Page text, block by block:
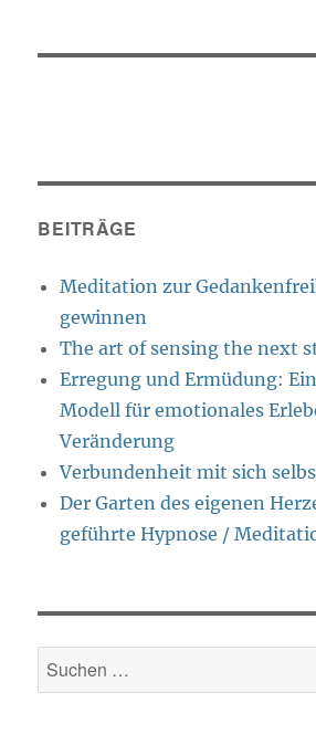
BEITRÄGE
Meditation zur
gewinnen
The art of sensing the next
Erregung und Ermüdung:
Modell für emotionales
Veränderung
Verbundenheit mit sich
Der Garten des eigenen
geführte Hypnose /
Suche
nach: